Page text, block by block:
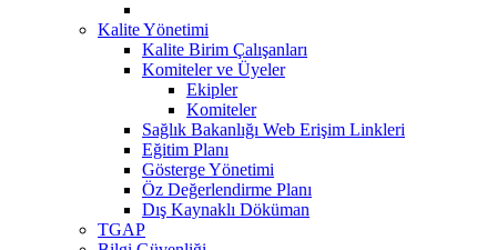
Kalite Yönetimi
Kalite Birim Çalışanları
Komiteler ve Üyeler
Ekipler
Komiteler
Sağlık Bakanlığı Web Erişim Linkleri
Eğitim Planı
Gösterge Yönetimi
Öz Değerlendirme Planı
Dış Kaynaklı Döküman
TGAP